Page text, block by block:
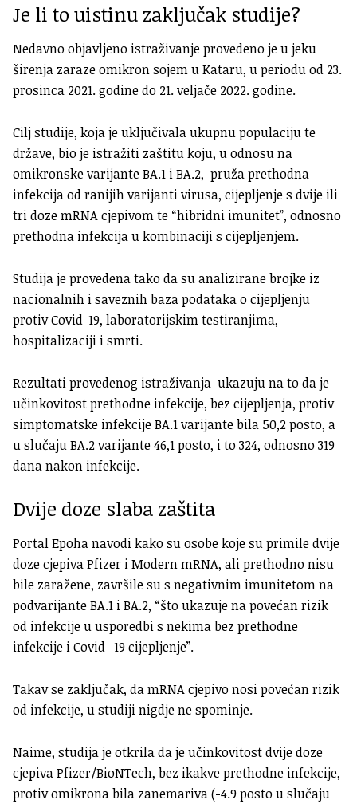
Je li to uistinu zaključak studije?
Nedavno objavljeno istraživanje provedeno je u jeku
širenja zaraze omikron sojem u Kataru, u periodu od 23.
prosinca 2021. godine do 21. veljače 2022. godine.
Cilj studije, koja je uključivala ukupnu populaciju te
države, bio je istražiti zaštitu koju, u odnosu na
omikronske varijante BA.1 i BA.2, pruža prethodna
infekcija od ranijih varijanti virusa, cijepljenje s dvije ili
tri doze mRNA cjepivom te “hibridni imunitet”, odnosno
prethodna infekcija u kombinaciji s cijepljenjem.
Studija je provedena tako da su analizirane brojke iz
nacionalnih i saveznih baza podataka o cijepljenju
protiv Covid-19, laboratorijskim testiranjima,
hospitalizaciji i smrti.
Rezultati provedenog istraživanja ukazuju na to da je
učinkovitost prethodne infekcije, bez cijepljenja, protiv
simptomatske infekcije BA.1 varijante bila 50,2 posto, a
u slučaju BA.2 varijante 46,1 posto, i to 324, odnosno 319
dana nakon infekcije.
Dvije doze slaba zaštita
Portal Epoha navodi kako su osobe koje su primile dvije
doze cjepiva Pfizer i Modern mRNA, ali prethodno nisu
bile zaražene, završile su s negativnim imunitetom na
podvarijante BA.1 i BA.2, “što ukazuje na povećan rizik
od infekcije u usporedbi s nekima bez prethodne
infekcije i Covid- 19 cijepljenje”.
Takav se zaključak, da mRNA cjepivo nosi povećan rizik
od infekcije, u studiji nigdje ne spominje.
Naime, studija je otkrila da je učinkovitost dvije doze
cjepiva Pfizer/BioNTech, bez ikakve prethodne infekcije,
protiv omikrona bila zanemariva (-4.9 posto u slučaju